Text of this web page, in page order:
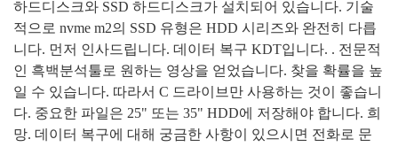
하드디스크와 SSD 하드디스크가 설치되어 있습니다. 기술
적으로 nvme m2의 SSD 유형은 HDD 시리즈와 완전히 다릅
니다. 먼저 인사드립니다. 데이터 복구 KDT입니다. . 전문적
인 흑백분석툴로 원하는 영상을 얻었습니다. 찾을 확률을 높
일 수 있습니다. 따라서 C 드라이브만 사용하는 것이 좋습니
다. 중요한 파일은 25" 또는 35" HDD에 저장해야 합니다. 희
망. 데이터 복구에 대해 궁금한 사항이 있으시면 전화로 문